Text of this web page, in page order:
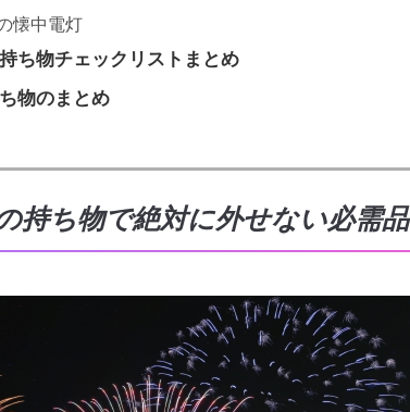
懐中電灯
ち物チェックリストまとめ
物のまとめ
持ち物で絶対に外せない必需品